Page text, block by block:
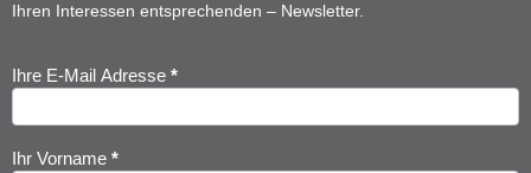
Ihren Interessen entsprechenden – Newsletter.
Newsletter
Anmeldung
Ihre E-Mail Adresse *
Ihr Vorname *